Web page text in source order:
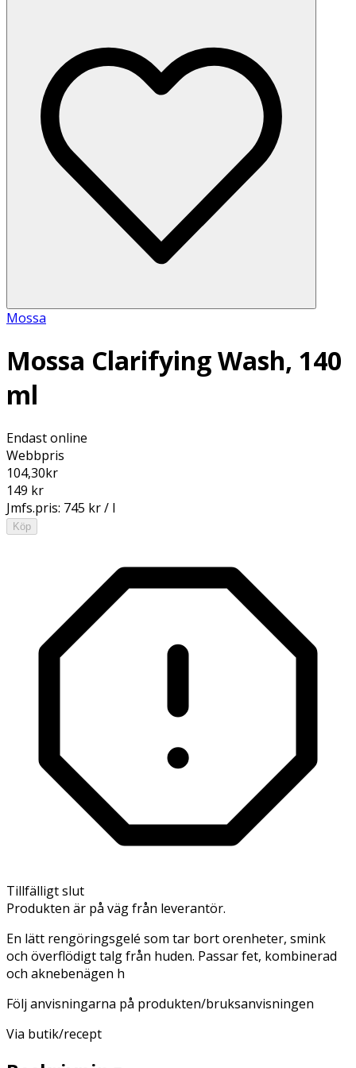
Mossa
Mossa Clarifying Wash, 140
ml
Endast online
Webbpris
104,30kr
149 kr
Jmfs.pris: 745 kr / l
Köp
Tillfälligt slut
Produkten är på väg från leverantör.
En lätt rengöringsgelé som tar bort orenheter, smink
och överflödigt talg från huden. Passar fet, kombinerad
och aknebenägen h
Följ anvisningarna på produkten/bruksanvisningen
Via butik/recept